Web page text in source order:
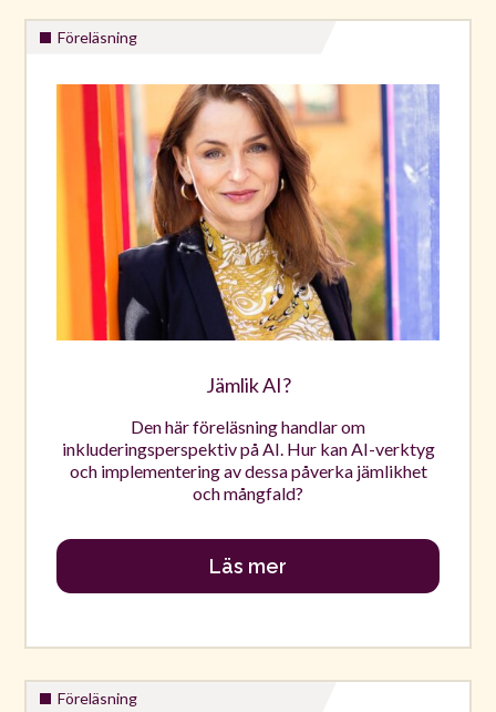
Föreläsning
Jämlik AI?
Den här föreläsning handlar om
inkluderingsperspektiv på AI. Hur kan AI-verktyg
och implementering av dessa påverka jämlikhet
och mångfald?
Läs mer
Föreläsning